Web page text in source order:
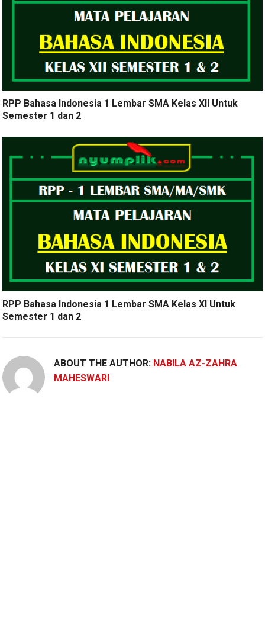
RPP Bahasa Indonesia 1 Lembar SMA Kelas XII Untuk
Semester 1 dan 2
RPP Bahasa Indonesia 1 Lembar SMA Kelas XI Untuk
Semester 1 dan 2
ABOUT THE AUTHOR: NABILA AZ-ZAHRA
MAHESWARI